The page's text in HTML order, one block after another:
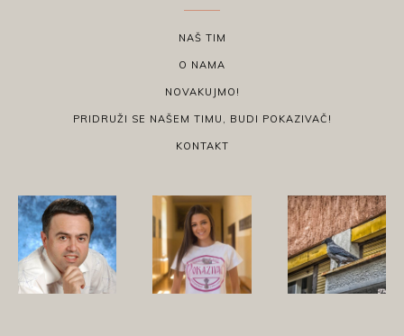
NAŠ TIM
O NAMA
NOVAKUJMO!
PRIDRUŽI SE NAŠEM TIMU, BUDI POKAZIVAČ!
KONTAKT